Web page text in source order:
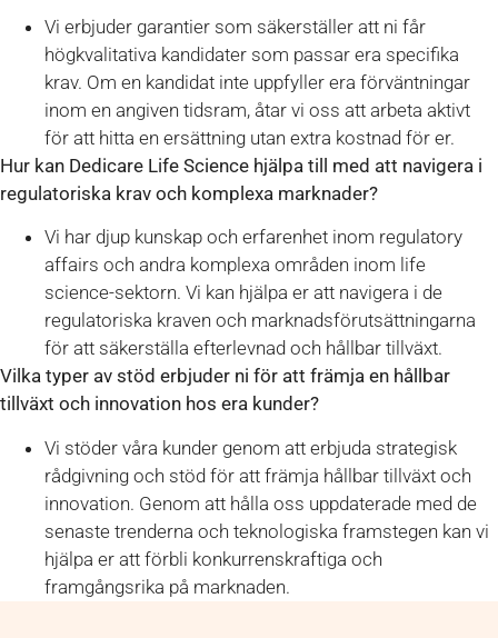
Vi erbjuder garantier som säkerställer att ni får
högkvalitativa kandidater som passar era specifika
krav. Om en kandidat inte uppfyller era förväntningar
inom en angiven tidsram, åtar vi oss att arbeta aktivt
för att hitta en ersättning utan extra kostnad för er.
Hur kan Dedicare Life Science hjälpa till med att navigera i
regulatoriska krav och komplexa marknader?
Vi har djup kunskap och erfarenhet inom regulatory
affairs och andra komplexa områden inom life
science-sektorn. Vi kan hjälpa er att navigera i de
regulatoriska kraven och marknadsförutsättningarna
för att säkerställa efterlevnad och hållbar tillväxt.
Vilka typer av stöd erbjuder ni för att främja en hållbar
tillväxt och innovation hos era kunder?
Vi stöder våra kunder genom att erbjuda strategisk
rådgivning och stöd för att främja hållbar tillväxt och
innovation. Genom att hålla oss uppdaterade med de
senaste trenderna och teknologiska framstegen kan vi
hjälpa er att förbli konkurrenskraftiga och
framgångsrika på marknaden.